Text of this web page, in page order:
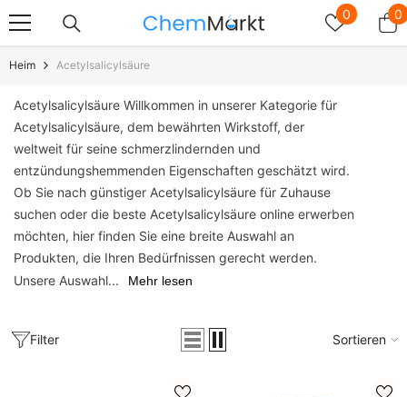
0 0
0
Heim Acetylsalicylsäure
Acetylsalicylsäure Willkommen in unserer Kategorie für
Acetylsalicylsäure, dem bewährten Wirkstoff, der
weltweit für seine schmerzlindernden und
entzündungshemmenden Eigenschaften geschätzt wird.
Ob Sie nach günstiger Acetylsalicylsäure für Zuhause
suchen oder die beste Acetylsalicylsäure online erwerben
möchten, hier finden Sie eine breite Auswahl an
Produkten, die Ihren Bedürfnissen gerecht werden.
Unsere Auswahl...
Mehr lesen
Filter Sortieren